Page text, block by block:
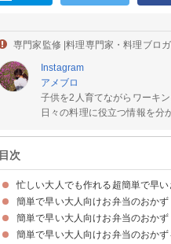
専門家監修 |料理専門家・料理ブロ
Instagram
アメブロ
子供を2人育てながらワーキ
日々の料理に役立つ情報を分
目次
忙しい大人でも作れる超簡単で早
簡単で早い大人向けお弁当のおか
①ちくわのマヨネーズ炒め【所用時間
②常備菜にもなるトマトマリネ【所用
③ズッキーニのチーズ焼き【所用時間
④作り置きできるきゅうりの黒コショ
⑤ダイエット向きのこんにゃくの炒め
⑥さつまいもの煮物【所用時間：20分】
⑦シンプルないんげんのごま和え【所
⑧小松菜と人参の彩りお浸し【所用時
⑨5分でできるなすのステーキ【所用時
⑩5分で簡単枝豆バター【所用時間：5
⑪デリ風かぼちゃサラダ【所用時間：
簡単で早い大人向けお弁当のおか
①サーモンのマヨネーズ焼き【所用時
②簡単なエビマヨ【所用時間：15分】
③ブロッコリーと鶏肉のマヨポン炒め
④鶏胸肉の簡単から揚げ【所用時間：
⑤食べやすいオクラの肉巻き【所用時
⑥野菜入りミートボール【所用時間：
⑦スパイシーなハンバーグ【所用時間
⑧牛肉とパプリカの炒め物【所用時間
⑨食べやすい鶏肉のケチャップ炒め【
⑩簡単なとんかつ【所用時間：20分】
⑪マグロの煮物【所用時間：5分】
簡単で早い大人向けお弁当のおかず